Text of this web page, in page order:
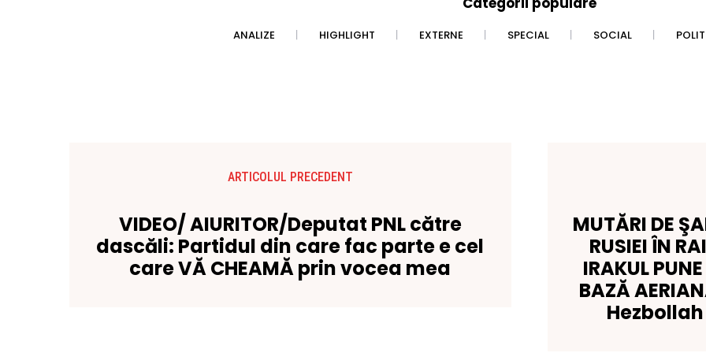
ANALIZE HIGHLIGHT EXTERNE SPECIAL SOCIAL
ARTICOLUL PRECEDENT
VIDEO/ AIURITOR/Deputat PNL către
dascăli: Partidul din care fac parte e cel
care VĂ CHEAMĂ prin vocea mea
MUTĂRI DE
RUSIEI ÎN
IRAKUL
BAZĂ
Hezbollah